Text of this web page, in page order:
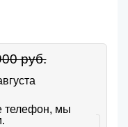
руб.
телефон, мы